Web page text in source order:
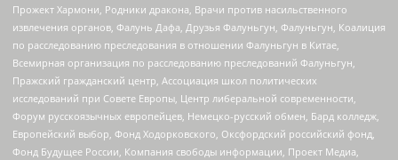
Прожект Хармони, Родники дракона, Врачи против насильственного
извлечения органов, Фалунь Дафа, Друзья Фалуньгун, Фалуньгун, Коалиция
по расследованию преследования в отношении Фалуньгун в Китае,
Всемирная организация по расследованию преследований Фалуньгун,
Пражский гражданский центр, Ассоциация школ политических
исследований при Совете Европы, Центр либеральной современности,
Форум русскоязычных европейцев, Немецко-русский обмен, Бард колледж,
Европейский выбор, Фонд Ходорковского, Оксфордский российский фонд,
Фонд Будущее России, Компания свободы информации, Проект Медиа,